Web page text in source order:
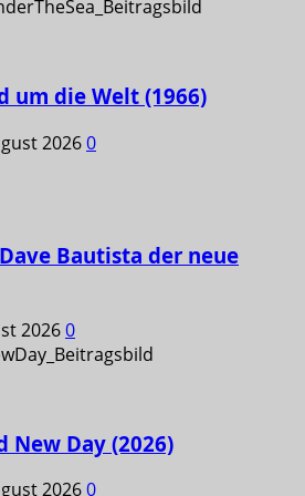
um die Welt (1966)
20260
Bautista der neue
20260
New Day (2026)
20260